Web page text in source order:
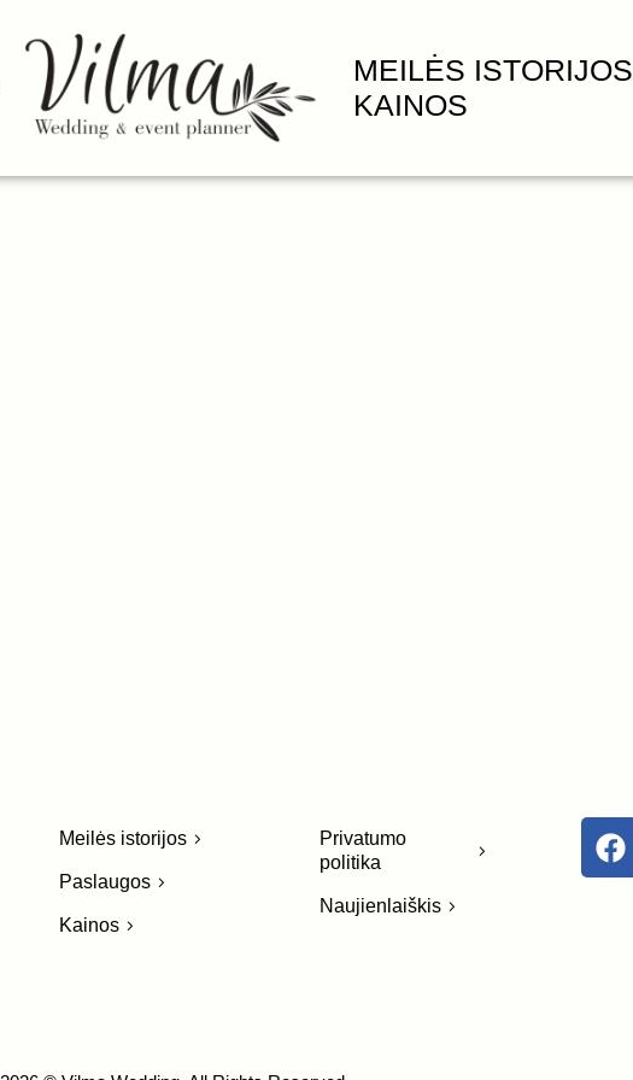
MEILĖS ISTORIJOS
KAINOS
Meilės istorijos
Paslaugos
Kainos
Privatumo
politika
Naujienlaiškis